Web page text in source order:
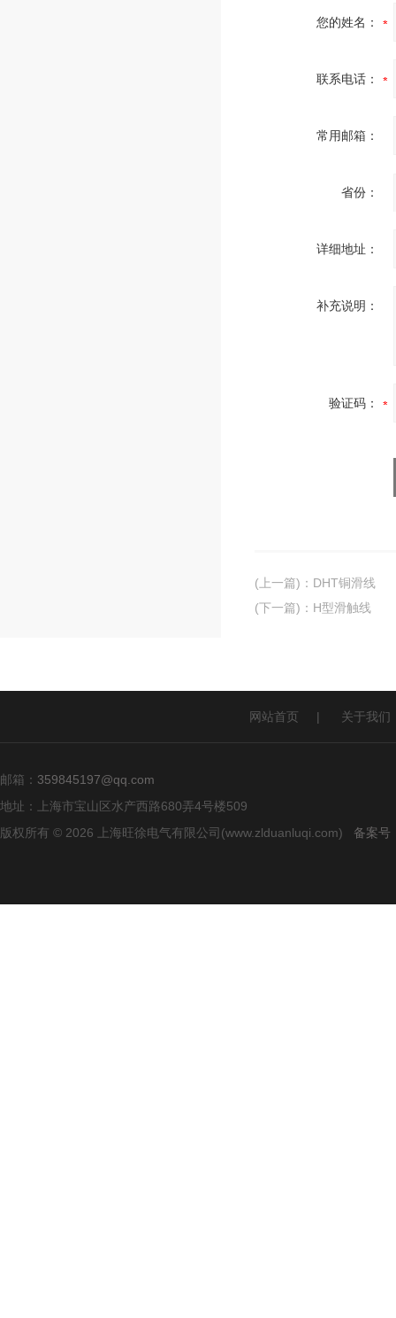
您的姓名：
联系电话：
常用邮箱：
省份：
详细地址：
补充说明：
验证码：
(上一篇) ： DHT铜滑线
(下一篇) ： H型滑触线
网站首页 | 关于我们
邮箱： 359845197@qq.com
地址：上海市宝山区水产西路680弄4号楼509
版权所有 © 2026 上海旺徐电气有限公司(www.zlduanluqi.com) 备案号